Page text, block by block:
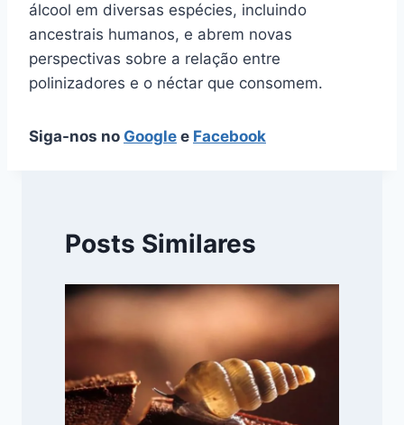
álcool em diversas espécies, incluindo
ancestrais humanos, e abrem novas
perspectivas sobre a relação entre
polinizadores e o néctar que consomem.
Siga-nos no Google e Facebook
Posts Similares